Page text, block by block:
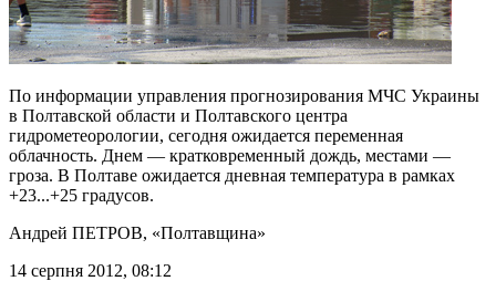
По информации управления прогнозирования МЧС Украины
в Полтавской области и Полтавского центра
гидрометеорологии, сегодня ожидается переменная
облачность. Днем — кратковременный дождь, местами —
гроза. В Полтаве ожидается дневная температура в рамках
+23...+25 градусов.
Андрей ПЕТРОВ, «Полтавщина»
14 серпня 2012, 08:12